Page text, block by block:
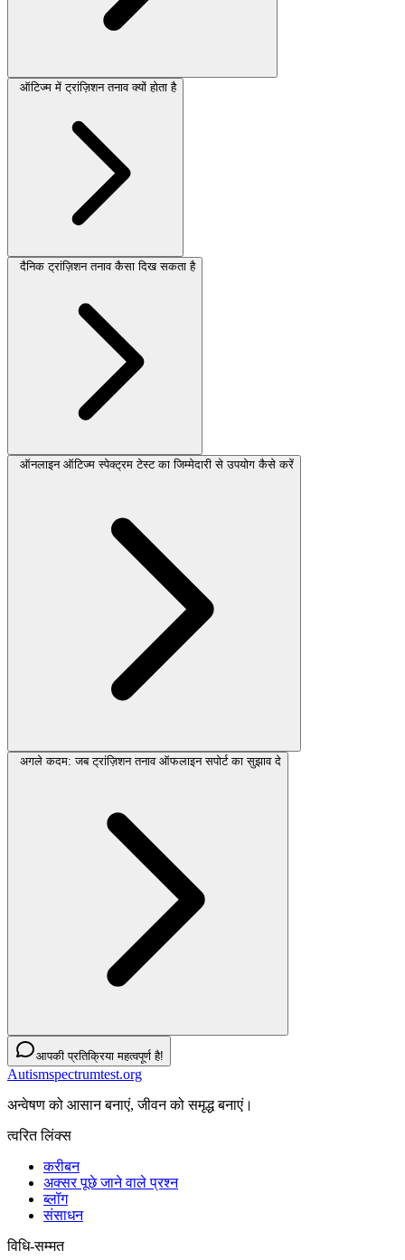
ऑटिज्म में ट्रांज़िशन तनाव क्यों होता है
दैनिक ट्रांज़िशन तनाव कैसा दिख सकता है
ऑनलाइन ऑटिज्म स्पेक्ट्रम टेस्ट का जिम्मेदारी से उपयोग कैसे करें
अगले कदम: जब ट्रांज़िशन तनाव ऑफलाइन सपोर्ट का सुझाव दे
आपकी प्रतिक्रिया महत्वपूर्ण है!
Autismspectrumtest.org
अन्वेषण को आसान बनाएं, जीवन को समृद्ध बनाएं।
त्वरित लिंक्स
करीबन
अक्सर पूछे जाने वाले प्रश्न
ब्लॉग
संसाधन
विधि-सम्‍मत